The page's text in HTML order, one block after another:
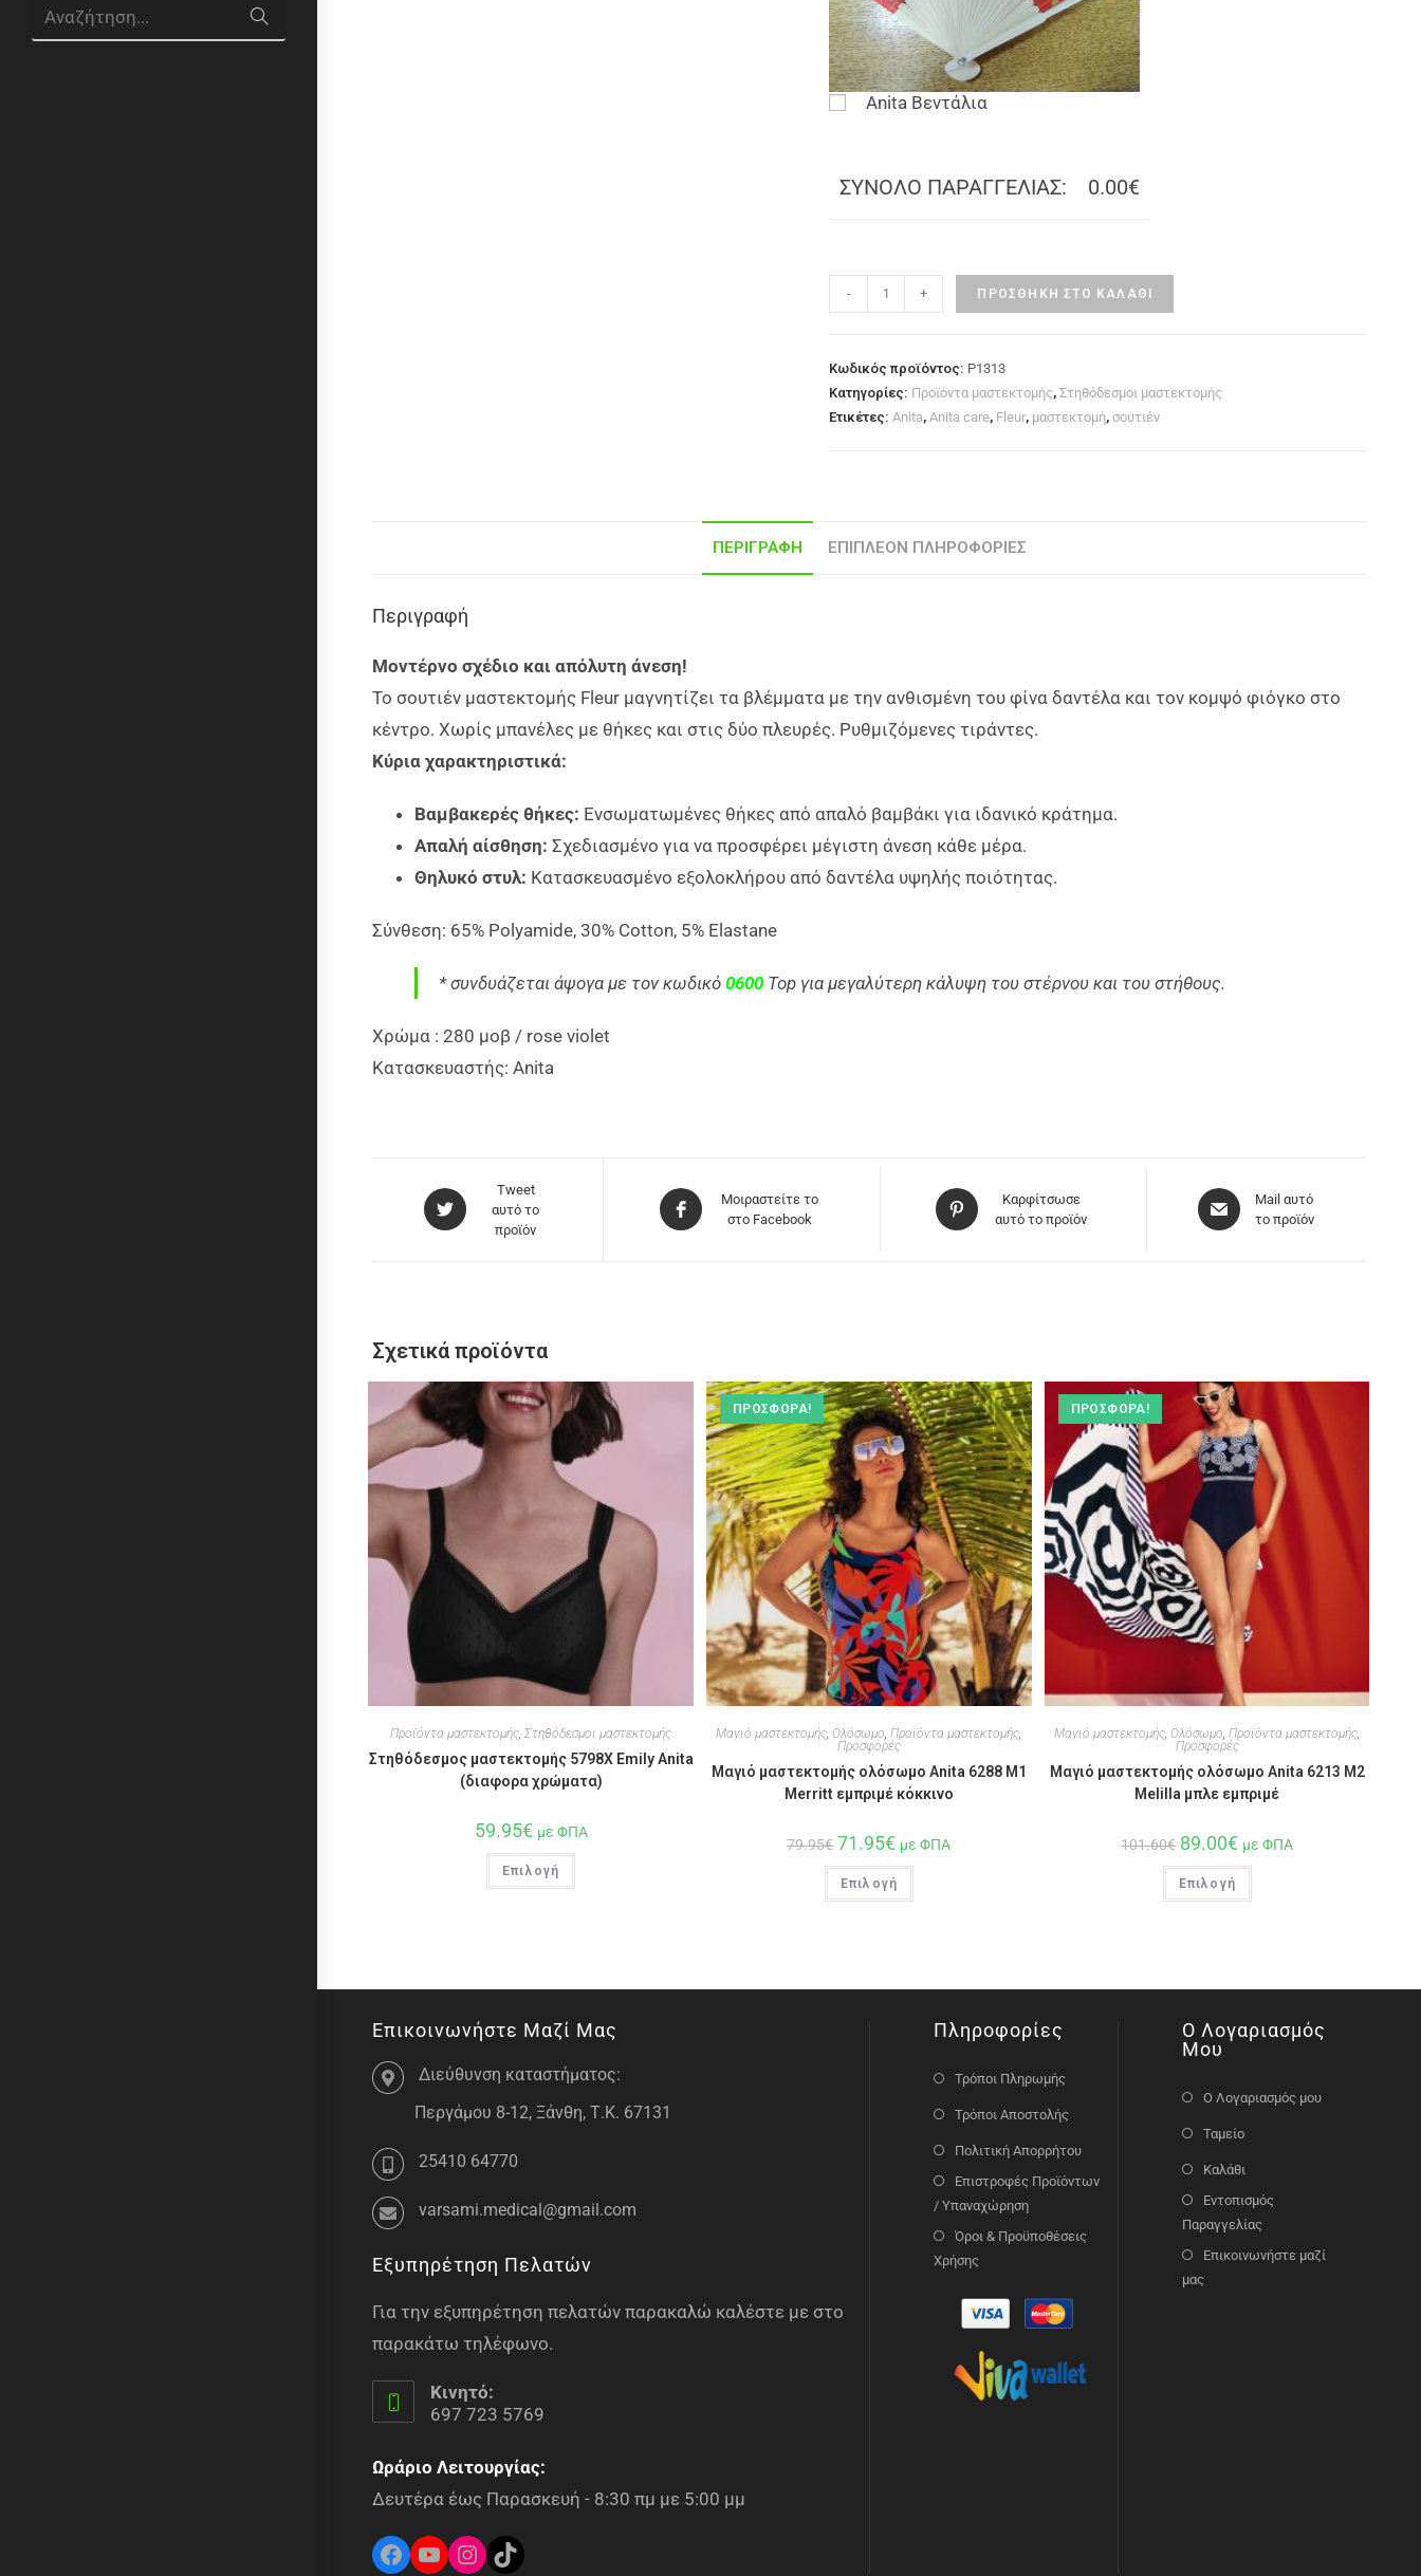
Αναζήτηση...
Anita Βεντάλια
ΣΥΝΟΛΟ ΠΑΡΑΓΓΕΛΙΑΣ: 0.00€
- + ΠΡΟΣΘΉΚΗ ΣΤΟ ΚΑΛΆΘΙ
Κωδικός προϊόντος: P1313
Κατηγορίες: Προϊόντα μαστεκτομής,Στηθόδεσμοι μαστεκτομής
Ετικέτες:Anita,Anita care, Fleur, μαστεκτομή,σουτιέν
ΠΕΡΙΓΡΑΦΉ ΕΠΙΠΛΈΟΝ ΠΛΗΡΟΦΟΡΊΕΣ
Περιγραφή
Μοντέρνο σχέδιο και απόλυτη άνεση!
Το σουτιέν μαστεκτομής Fleur μαγνητίζει τα βλέμματα με την ανθισμένη του φίνα δαντέλα και τον κομψό φιόγκο στο
κέντρο. Χωρίς μπανέλες με θήκες και στις δύο πλευρές. Ρυθμιζόμενες τιράντες.
Κύρια χαρακτηριστικά:
Βαμβακερές θήκες: Ενσωματωμένες θήκες από απαλό βαμβάκι για ιδανικό κράτημα.
Απαλή αίσθηση: Σχεδιασμένο για να προσφέρει μέγιστη άνεση κάθε μέρα.
Θηλυκό στυλ: Κατασκευασμένο εξολοκλήρου από δαντέλα υψηλής ποιότητας.
Σύνθεση: 65% Polyamide, 30% Cotton, 5% Elastane
* συνδυάζεται άψογα με τον κωδικό0600 Top για μεγαλύτερη κάλυψη του στέρνου και του στήθους.
Χρώμα : 280 μοβ / rose violet
Κατασκευαστής: Anita
Tweet
αυτό το
προϊόν
Μοιραστείτε το
στο Facebook
Καρφίτσωσε
αυτό το προϊόν
Mail αυτό
το προϊόν
Σχετικά προϊόντα
Προϊόντα μαστεκτομής,Στηθόδεσμοι μαστεκτομής
Στηθόδεσμος μαστεκτομής 5798X Emily Anita
(διαφορα χρώματα)
59.95€ με ΦΠΑ
Επιλογή
ΠΡΟΣΦΟΡΆ!
Μαγιό μαστεκτομής,Ολόσωμο,Προϊόντα μαστεκτομής,
Προσφορές
Μαγιό μαστεκτομής ολόσωμο Anita 6288 M1
Merritt εμπριμέ κόκκινο
79.95€ 71.95€ με ΦΠΑ
Επιλογή
ΠΡΟΣΦΟΡΆ!
Μαγιό μαστεκτομής,Ολόσωμο,Προϊόντα μαστεκτομής,
Προσφορές
Μαγιό μαστεκτομής ολόσωμο Anita 6213 M2
Melilla μπλε εμπριμέ
101.60€ 89.00€ με ΦΠΑ
Επιλογή
Επικοινωνήστε Μαζί Μας
Διεύθυνση καταστήματος:
Περγάμου 8-12, Ξάνθη, Τ.Κ. 67131
25410 64770
varsami.medical@gmail.com
Εξυπηρέτηση Πελατών
Για την εξυπηρέτηση πελατών παρακαλώ καλέστε με στο
παρακάτω τηλέφωνο.
Κινητό:
697 723 5769
Ωράριο Λειτουργίας:
Δευτέρα έως Παρασκευή - 8:30 πμ με 5:00 μμ
Πληροφορίες
Τρόποι Πληρωμής
Τρόποι Αποστολής
Πολιτική Απορρήτου
Επιστροφές Προϊόντων
/ Υπαναχώρηση
Όροι & Προϋποθέσεις
Χρήσης
Ο Λογαριασμός
Μου
Ο Λογαριασμός μου
Ταμείο
Καλάθι
Εντοπισμός
Παραγγελίας
Επικοινωνήστε μαζί
μας